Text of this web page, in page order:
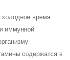
холодное время
иммунной
содержатся в